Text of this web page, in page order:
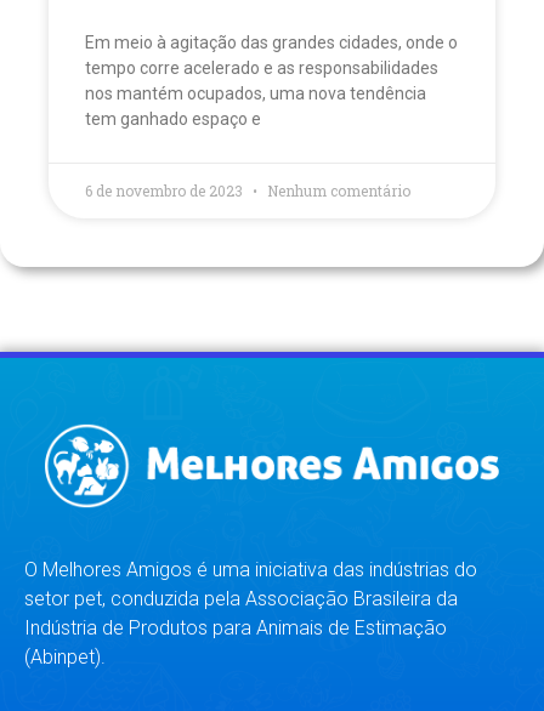
Em meio à agitação das grandes cidades, onde o
tempo corre acelerado e as responsabilidades
nos mantém ocupados, uma nova tendência
tem ganhado espaço e
6 de novembro de 2023 Nenhum comentário
O Melhores Amigos é uma iniciativa das indústrias do
setor pet, conduzida pela Associação Brasileira da
Indústria de Produtos para Animais de Estimação
(Abinpet).